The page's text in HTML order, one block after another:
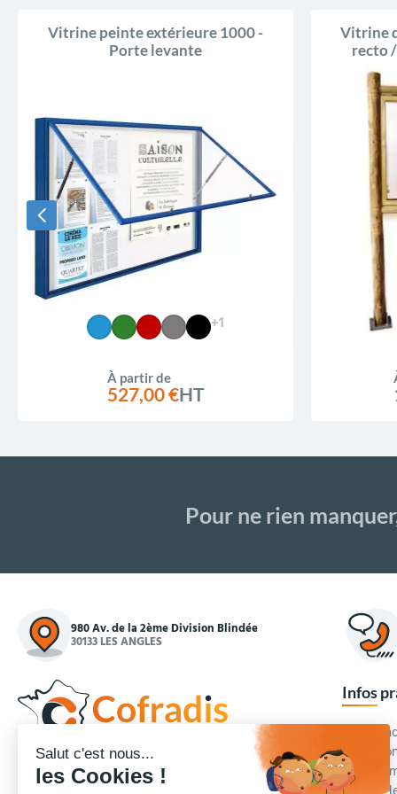
Vitrine peinte extérieure 1000 -
Porte levante
+1
À partir de
527,00 €HT
Vitrine
recto
Pour ne rien
980 Av. de la 2ème Division Blindée
30133 LES ANGLES
Concepteur et fournisseur de mobilier urbain,
Cofradis répond aux besoins d'équipements des
Infos
Qui